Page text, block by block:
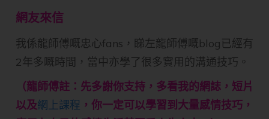
網友來信
我係龍師傅嘅忠心fans，睇左龍師傅嘅blog已經有
2年多嘅時間，當中亦學了很多實用的溝通技巧。
（龍師傅註：先多謝你支持，多看我的網誌，短片
以及網上課程 ，你一定可以學習到大量感情技巧，